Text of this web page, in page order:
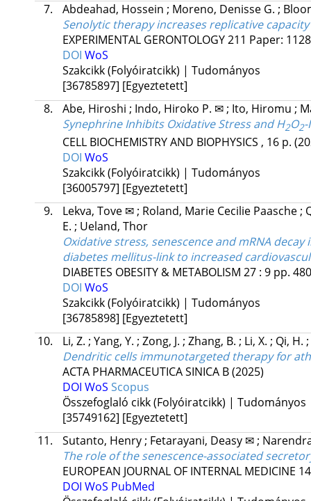
7.
Abdeahad, Hossein ; Moreno, Denisse G. ;
Senolytic therapy increases replicative
EXPERIMENTAL GERONTOLOGY211 Paper:
DOI WoS
Szakcikk (Folyóiratcikk) | Tudományos
[36785897] [Egyeztetett]
8.
Abe, Hiroshi ; Indo, Hiroko P. ✉; Ito, Hiromu ;
Synephrine Inhibits Oxidative Stress and H2O2-
CELL BIOCHEMISTRY AND BIOPHYSICS , 16 p.
DOI WoS
Szakcikk (Folyóiratcikk) | Tudományos
[36005797] [Egyeztetett]
9.
Lekva, Tove ✉ ; Roland, Marie Cecilie Paasche ;
E. ; Ueland, Thor
Oxidative stress, senescence and mRNA
diabetes mellitus-link to increased
DIABETES OBESITY & METABOLISM 27: 9 pp.
DOI WoS
Szakcikk (Folyóiratcikk) | Tudományos
[36785898] [Egyeztetett]
10.
Li, Z. ; Yang, Y. ; Zong, J. ; Zhang, B. ; Li, X. ; Qi, H. ;
Dendritic cells immunotargeted therapy for
ACTA PHARMACEUTICA SINICA B(2025)
DOI WoS Scopus
Összefoglaló cikk (Folyóiratcikk) | Tudományos
[35749162] [Egyeztetett]
11.
Sutanto, Henry ; Fetarayani, Deasy ✉ ;
The role of the senescence-associated
EUROPEAN JOURNAL OF INTERNAL MEDICINE
DOI WoS PubMed